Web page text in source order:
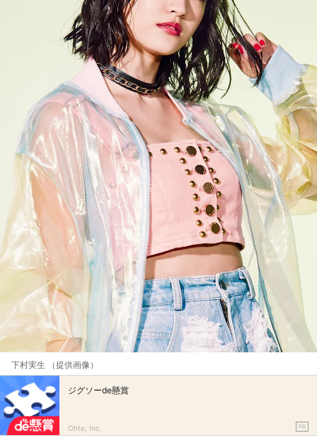
下村実生 （提供画像）
ジグソーde懸賞
Ohte, Inc. PR